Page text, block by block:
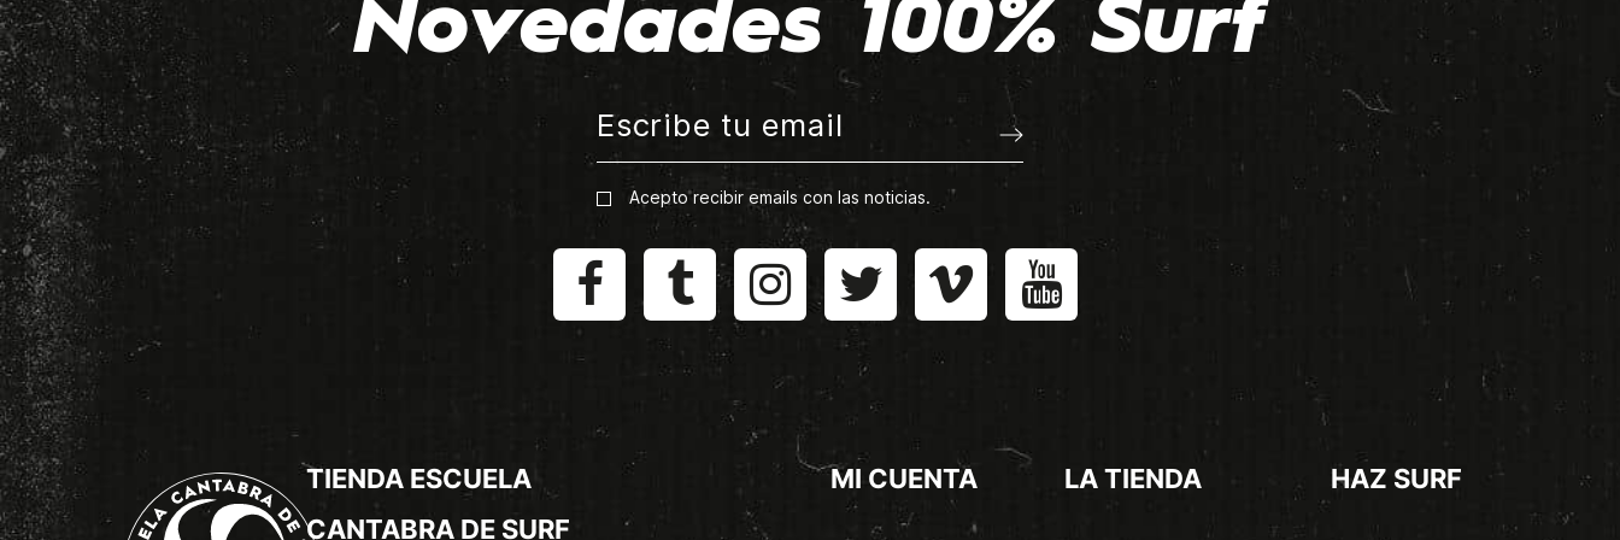
Novedades 100% Surf
Acepto recibir emails con las noticias.
TIENDA ESCUELA
CANTABRA DE SURF
MI CUENTA LA TIENDA HAZ SURF